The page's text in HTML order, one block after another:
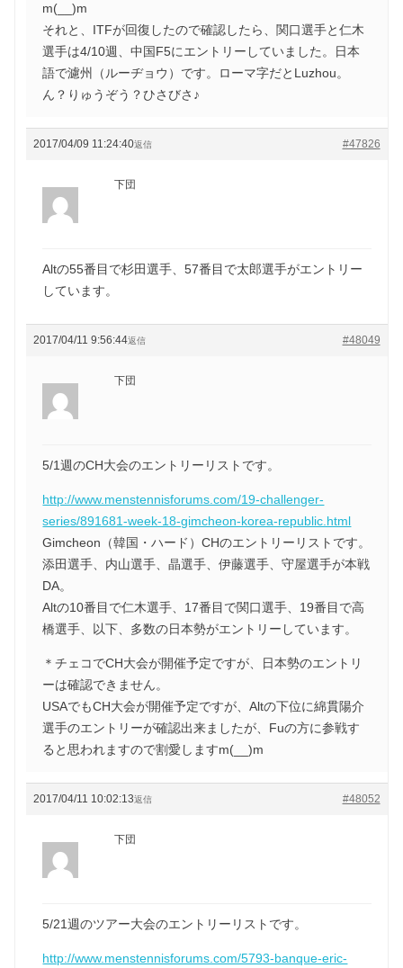
m(__)m
それと、ITFが回復したので確認したら、関口選手と仁木
選手は4/10週、中国F5にエントリーしていました。日本
語で濾州（ルーヂョウ）です。ローマ字だとLuzhou。
ん？りゅうぞう？ひさびさ♪
2017/04/09 11:24:40 #47826
返信
下団
Altの55番目で杉田選手、57番目で太郎選手がエントリー
しています。
2017/04/11 9:56:44 #48049
返信
下団
5/1週のCH大会のエントリーリストです。
http://www.menstennisforums.com/19-challenger-
series/891681-week-18-gimcheon-korea-republic.html
Gimcheon（韓国・ハード）CHのエントリーリストです。
添田選手、内山選手、晶選手、伊藤選手、守屋選手が本戦
DA。
Altの10番目で仁木選手、17番目で関口選手、19番目で高
橋選手、以下、多数の日本勢がエントリーしています。
＊チェコでCH大会が開催予定ですが、日本勢のエントリ
ーは確認できません。
USAでもCH大会が開催予定ですが、Altの下位に綿貫陽介
選手のエントリーが確認出来ましたが、Fuの方に参戦す
ると思われますので割愛しますm(__)m
2017/04/11 10:02:13 #48052
返信
下団
5/21週のツアー大会のエントリーリストです。
http://www.menstennisforums.com/5793-banque-eric-